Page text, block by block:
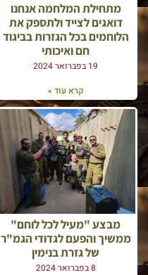
מתחילת המלחמה אנחנו
דואגים לצייד ולתספק את
הלוחמים בכל הגזרות בביגוד
חם ואיכותי
19 בפברואר 2024
קרא עוד »
מבצע "מעיל לכל לוחם"
ממשיך והפעם לגדודי הגמ"ר
של גזרת בנימין
8 בפברואר 2024